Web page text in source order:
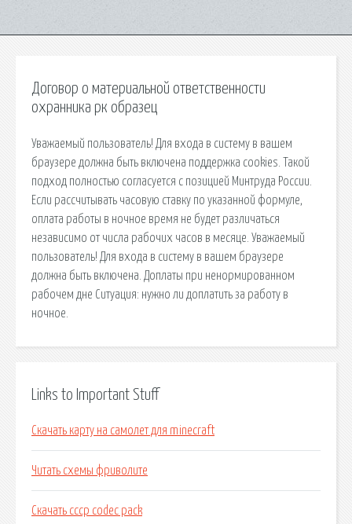
Договор о материальной ответственности
охранника рк образец
Уважаемый пользователь! Для входа в систему в вашем
браузере должна быть включена поддержка cookies. Такой
подход полностью согласуется с позицией Минтруда России.
Если рассчитывать часовую ставку по указанной формуле,
оплата работы в ночное время не будет различаться
независимо от числа рабочих часов в месяце. Уважаемый
пользователь! Для входа в систему в вашем браузере
должна быть включена. Доплаты при ненормированном
рабочем дне Ситуация: нужно ли доплатить за работу в
ночное.
Links to Important Stuff
Скачать карту на самолет для minecraft
Читать схемы фриволите
Скачать cccp codec pack